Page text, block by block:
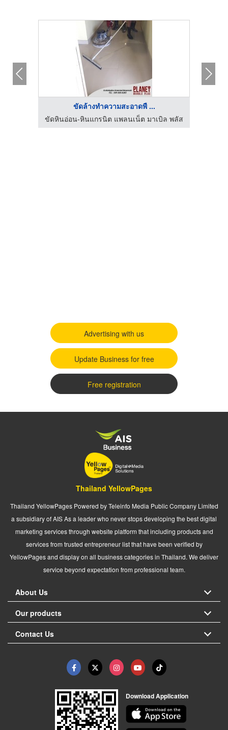
ขัดล้างทำความสะอาดพื ...
ขัดหินอ่อน-หินแกรนิต แพลนเน็ต มาเบิล พลัส
Advertising with us
Update Business for free
Free registration
Thailand YellowPages
Thailand YellowPages Powered by Teleinfo Media Public Company Limited
a subsidiary of AIS As a leader who never stops developing the best digital
marketing services through website platform that including products and
services from trusted entrepreneur list that have been verified by
YellowPages and display on all business categories in Thailand. We deliver
service beyond expectation from professional team.
About Us
Our products
Contact Us
Download Application